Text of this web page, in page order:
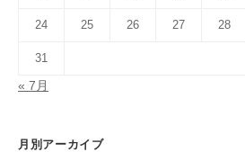
24 25 26 27 28
31
« 7月
月別アーカイブ